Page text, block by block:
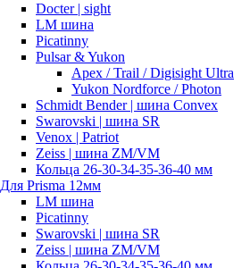
Docter | sight
LM шина
Picatinny
Pulsar & Yukon
Apex / Trail / Digisight Ultra
Yukon Nordforce / Photon
Schmidt Bender | шина Convex
Swarovski | шина SR
Venox | Patriot
Zeiss | шина ZM/VM
Кольца 26-30-34-35-36-40 мм
Для Prisma 12мм
LM шина
Picatinny
Swarovski | шина SR
Zeiss | шина ZM/VM